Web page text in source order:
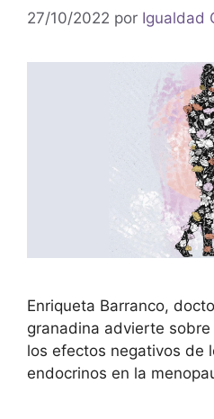
27/10/2022 por Igualdad
Enriqueta Barranco,
granadina advierte
los efectos negativos de
endocrinos en la